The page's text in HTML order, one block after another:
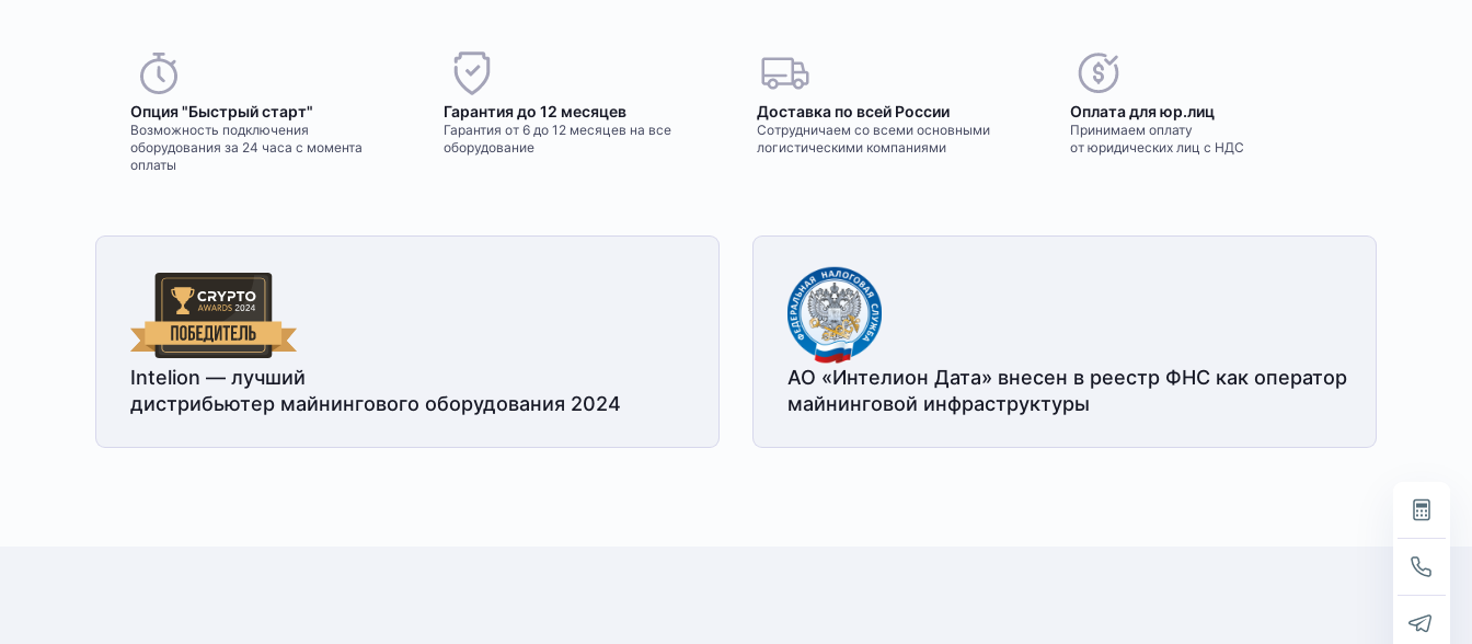
Опция "Быстрый старт"
Возможность подключения
оборудования за 24 часа с момента
оплаты
Гарантия до 12 месяцев
Гарантия от 6 до 12 месяцев на все
оборудование
Доставка по всей России
Сотрудничаем со всеми основными
логистическими компаниями
Оплата для юр.лиц
Принимаем оплату
от юридических лиц с НДС
Intelion — лучший
дистрибьютер майнингового оборудования 2024
АО «Интелион Дата» внесен в реестр ФНС как оператор
майнинговой инфраструктуры